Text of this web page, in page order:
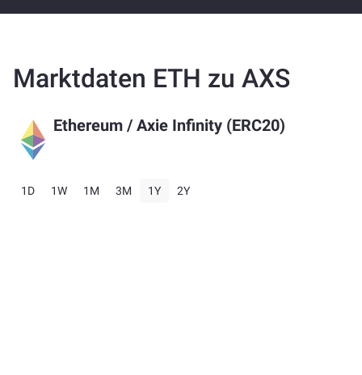
Marktdaten ETH zu AXS
Ethereum / Axie Infinity (ERC20)
1D 1W 1M 3M 1Y 2Y